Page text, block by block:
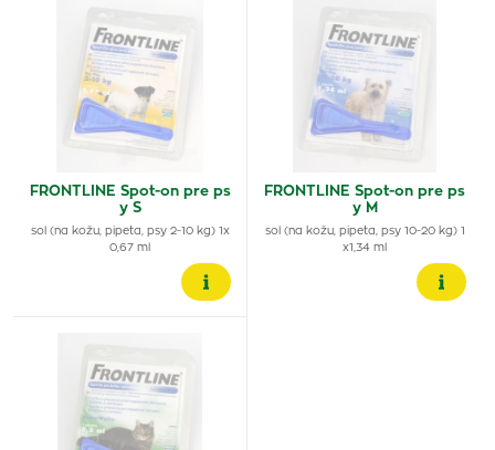
FRONTLINE Spot-on pre ps
y S
sol (na kožu, pipeta, psy 2-10 kg) 1x
0,67 ml
FRONTLINE Spot-on pre ps
y M
sol (na kožu, pipeta, psy 10-20 kg) 1
x1,34 ml